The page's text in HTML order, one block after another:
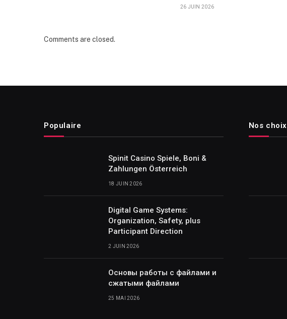
26 JUIN 2026
Comments are closed.
Populaire
Spinit Casino Spiele, Boni &
Zahlungen Österreich
18 JUIN 2026
Digital Game Systems:
Organization, Safety, plus
Participant Direction
2 JUIN 2026
Основы работы с файлами и
сжатыми файлами
25 MAI 2026
Nos choix